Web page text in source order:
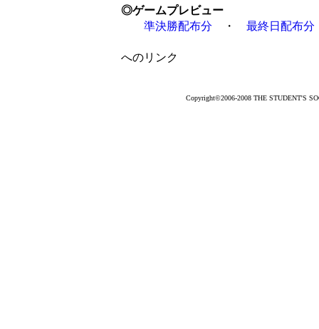
◎ゲームプレビュー
準決勝配布分 ・ 最終日配布分
へのリンク
Copyright©2006-2008 THE STUDENT'S